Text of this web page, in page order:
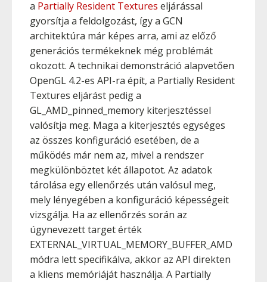
a Partially Resident Textures eljárással
gyorsítja a feldolgozást, így a GCN
architektúra már képes arra, ami az előző
generációs termékeknek még problémát
okozott. A technikai demonstráció alapvetően
OpenGL 4.2-es API-ra épít, a Partially Resident
Textures eljárást pedig a
GL_AMD_pinned_memory kiterjesztéssel
valósítja meg. Maga a kiterjesztés egységes
az összes konfiguráció esetében, de a
működés már nem az, mivel a rendszer
megkülönböztet két állapotot. Az adatok
tárolása egy ellenőrzés után valósul meg,
mely lényegében a konfiguráció képességeit
vizsgálja. Ha az ellenőrzés során az
úgynevezett target érték
EXTERNAL_VIRTUAL_MEMORY_BUFFER_AMD
módra lett specifikálva, akkor az API direkten
a kliens memóriáját használja. A Partially